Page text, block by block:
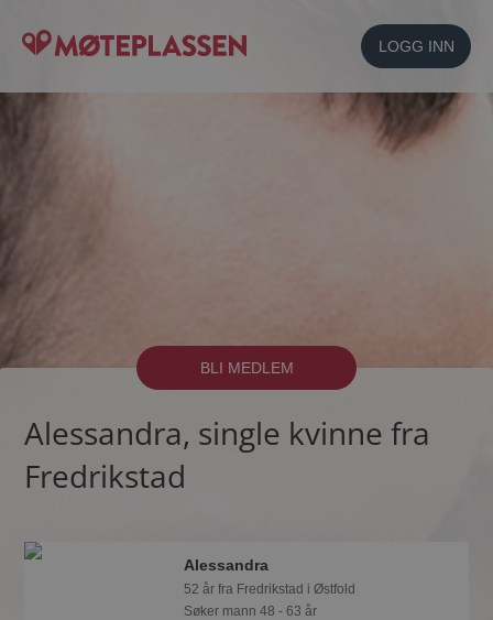
LOGG INN
BLI MEDLEM
Alessandra, single kvinne fra
Fredrikstad
Alessandra
52 år fra Fredrikstad i Østfold
Søker mann 48 - 63 år